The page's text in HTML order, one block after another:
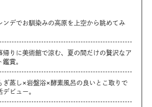
ンデでお馴染みの高原を上空から眺めてみ
帰りに美術館で涼む、夏の間だけの贅沢なア
鑑賞。
ぎ蒸し×岩盤浴×酵素風呂の良いとこ取りで
デビュー。